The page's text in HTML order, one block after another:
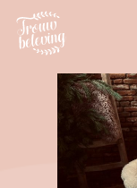
Hit enter